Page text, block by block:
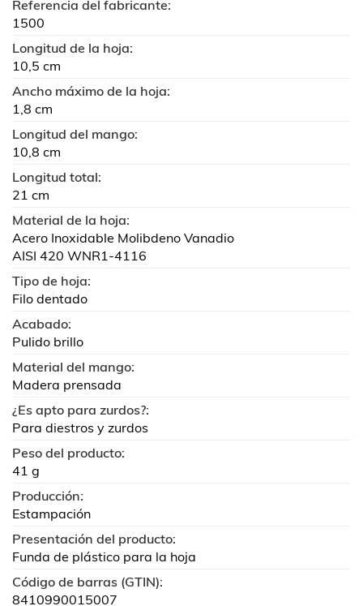
Referencia del fabricante:
1500
Longitud de la hoja:
10,5 cm
Ancho máximo de la hoja:
1,8 cm
Longitud del mango:
10,8 cm
Longitud total:
21 cm
Material de la hoja:
Acero Inoxidable Molibdeno Vanadio
AISI 420 WNR1-4116
Tipo de hoja:
Filo dentado
Acabado:
Pulido brillo
Material del mango:
Madera prensada
¿Es apto para zurdos?:
Para diestros y zurdos
Peso del producto:
41 g
Producción:
Estampación
Presentación del producto:
Funda de plástico para la hoja
Código de barras (GTIN):
8410990015007